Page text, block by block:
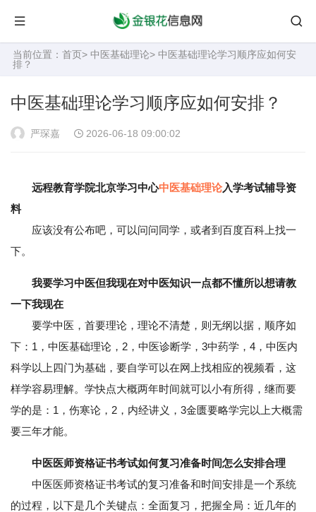
当前位置： 首页> 中医基础理论> 中医基础理论学习顺序应如何安
排？
中医基础理论学习顺序应如何安排？
严琛嘉 2026-06-18 09:00:02
远程教育学院北京学习中心中医基础理论入学考试辅导资
料
应该没有公布吧，可以问问同学，或者到百度百科上找一
下。
我要学习中医但我现在对中医知识一点都不懂所以想请教
一下我现在
要学中医，首要理论，理论不清楚，则无纲以据，顺序如
下：1，中医基础理论，2，中医诊断学，3中药学，4，中医内
科学以上四门为基础，要自学可以在网上找相应的视频看，这
样学容易理解。学快点大概两年时间就可以小有所得，继而要
学的是：1，伤寒论，2，内经讲义，3金匮要略学完以上大概需
要三年才能。
中医医师资格证书考试如何复习准备时间怎么安排合理
中医医师资格证书考试的复习准备和时间安排是一个系统
的过程，以下是几个关键点：全面复习，把握全局：近几年的